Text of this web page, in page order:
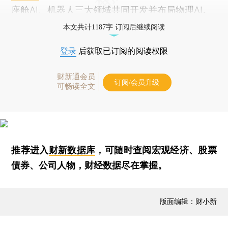
座舱AI、机器人三大领域共同开发并布局物理AI。
本文共计1187字 订阅后继续阅读
登录 后获取已订阅的阅读权限
财新通会员
可畅读全文
订阅/会员升级
推荐进入财新数据库 ，可随时查阅宏观经济、股票
债券、公司人物，财经数据尽在掌握。
版面编辑：财小新